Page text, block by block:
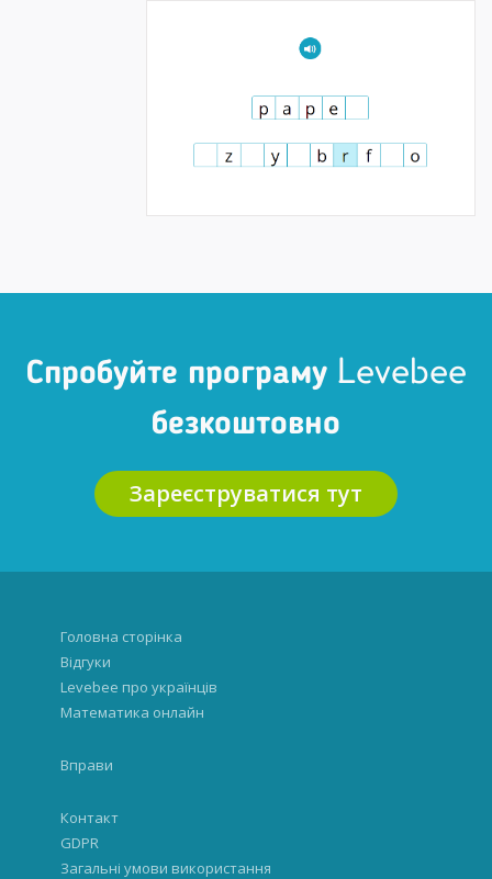
Спробуйте програму Levebee
безкоштовно
Зареєструватися тут
Головна сторінка
Відгуки
Levebee про українців
Математика онлайн
Вправи
Контакт
GDPR
Загальні умови використання